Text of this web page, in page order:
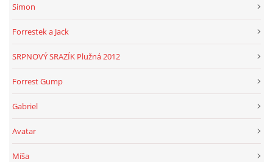
Simon
Forrestek a Jack
SRPNOVÝ SRAZÍK Plužná 2012
Forrest Gump
Gabriel
Avatar
Míša